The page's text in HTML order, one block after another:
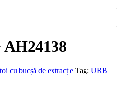
AH24138
cu bucșă de extracție Tag: URB